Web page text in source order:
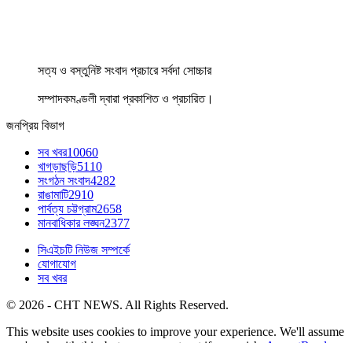
সত্য ও বস্তুনিষ্ট সংবাদ প্রচারে সর্বদা সোচ্চার
সম্পাদকমণ্ডলী দ্বারা প্রকাশিত ও প্রচারিত।
জনপ্রিয় বিভাগ
সব খবর10060
খাগড়াছড়ি5110
সংগঠন সংবাদ4282
রাঙামাটি2910
পার্বত্য চট্টগ্রাম2658
মানবাধিকার লঙ্ঘন2377
সিএইচটি নিউজ সম্পর্কে
যোগাযোগ
সব খবর
© 2026 - CHT NEWS. All Rights Reserved.
This website uses cookies to improve your experience. We'll assume